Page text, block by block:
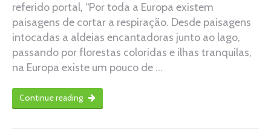
referido portal, “Por toda a Europa existem
paisagens de cortar a respiração. Desde paisagens
intocadas a aldeias encantadoras junto ao lago,
passando por florestas coloridas e ilhas tranquilas,
na Europa existe um pouco de …
Continue reading